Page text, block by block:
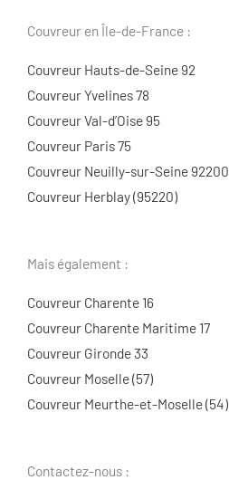
Couvreur en Île-de-France :
Couvreur Hauts-de-Seine 92
Couvreur Yvelines 78
Couvreur Val-d’Oise 95
Couvreur Paris 75
Couvreur Neuilly-sur-Seine 92200
Couvreur Herblay (95220)
Mais également :
Couvreur Charente 16
Couvreur Charente Maritime 17
Couvreur Gironde 33
Couvreur Moselle (57)
Couvreur Meurthe-et-Moselle (54)
Contactez-nous :